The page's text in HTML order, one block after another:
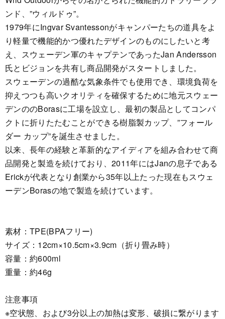
ンド、”ウィルドゥ”。
1979年にIngvar Svantessonがキャンパーたちの道具をよ
り軽量で機能的かつ優れたデザインのものにしたいと考
え、スウェーデン軍のキャプテンであったJan Andersson
氏とビジョンを共有し商品開発がスタートしました。
スウェーデンの過酷な気象条件でも使用でき、環境負荷を
抑えつつも高いクオリティを確保するために地元スウェー
デンののBorasに工場を設立し、最初の製品としてコンパ
クトに折りたたむことができる樹脂製カップ、”フォール
ダー カップ”を誕生させました。
以来、長年の経験と革新的なアイディアを組み合わせて商
品開発と製造を続けており、2011年にはJanの息子である
Erickが代表となり創業から35年以上たった現在もスウェ
ーデンBorasの地で製造を続けています。
素材：TPE(BPAフリー)
サイズ：12cm×10.5cm×3.9cm（折り畳み時）
容量：約600ml
重量：約46g
注意事項
※空状態、および3分以上の加熱は変形、破損に繋がります